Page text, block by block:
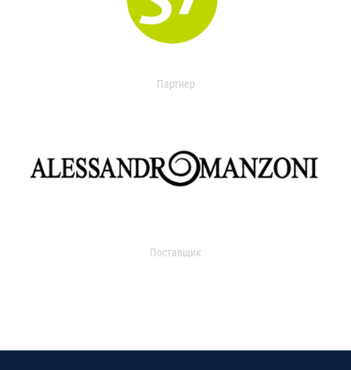
Партнер
Поставщик